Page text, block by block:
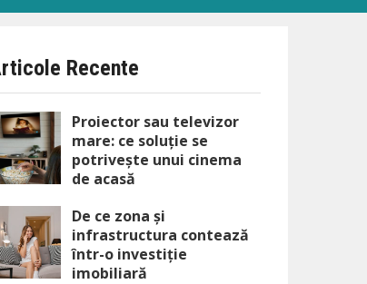
Recente
Proiector sau televizor
mare: ce soluție se
potrivește unui cinema
de acasă
De ce zona și
infrastructura contează
într-o investiție
imobiliară